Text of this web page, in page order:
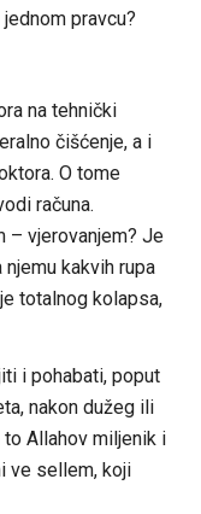
pravcu?
na tehnički
čišćenje, a i
O tome
računa.
– vjerovanjem? Je
kakvih rupa
totalnog kolapsa,
i pohabati, poput
nakon dužeg ili
to Allahov miljenik i
ve sellem, koji